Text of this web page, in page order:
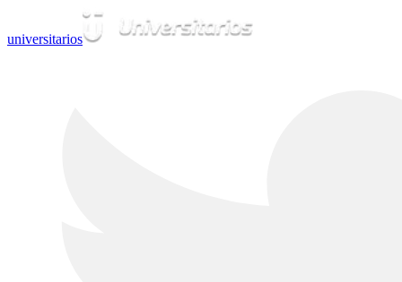
universitarios